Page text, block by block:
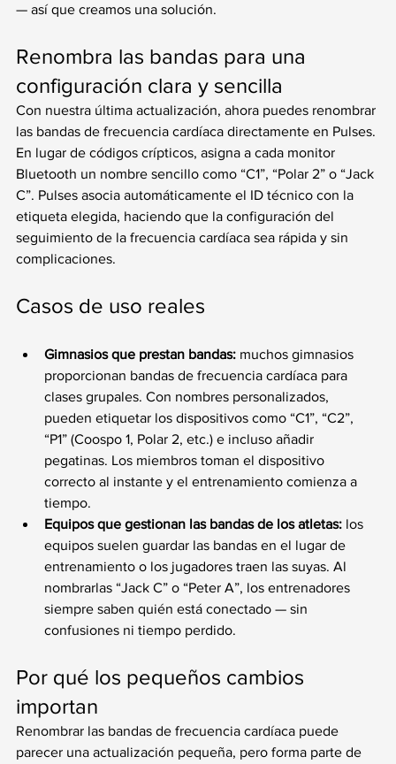
— así que creamos una solución.
Renombra las bandas para una
configuración clara y sencilla
Con nuestra última actualización, ahora puedes renombrar
las bandas de frecuencia cardíaca directamente en Pulses.
En lugar de códigos crípticos, asigna a cada monitor
Bluetooth un nombre sencillo como “C1”, “Polar 2” o “Jack
C”. Pulses asocia automáticamente el ID técnico con la
etiqueta elegida, haciendo que la configuración del
seguimiento de la frecuencia cardíaca sea rápida y sin
complicaciones.
Casos de uso reales
Gimnasios que prestan bandas: muchos gimnasios
proporcionan bandas de frecuencia cardíaca para
clases grupales. Con nombres personalizados,
pueden etiquetar los dispositivos como “C1”, “C2”,
“P1” (Coospo 1, Polar 2, etc.) e incluso añadir
pegatinas. Los miembros toman el dispositivo
correcto al instante y el entrenamiento comienza a
tiempo.
Equipos que gestionan las bandas de los atletas: los
equipos suelen guardar las bandas en el lugar de
entrenamiento o los jugadores traen las suyas. Al
nombrarlas “Jack C” o “Peter A”, los entrenadores
siempre saben quién está conectado — sin
confusiones ni tiempo perdido.
Por qué los pequeños cambios
importan
Renombrar las bandas de frecuencia cardíaca puede
parecer una actualización pequeña, pero forma parte de